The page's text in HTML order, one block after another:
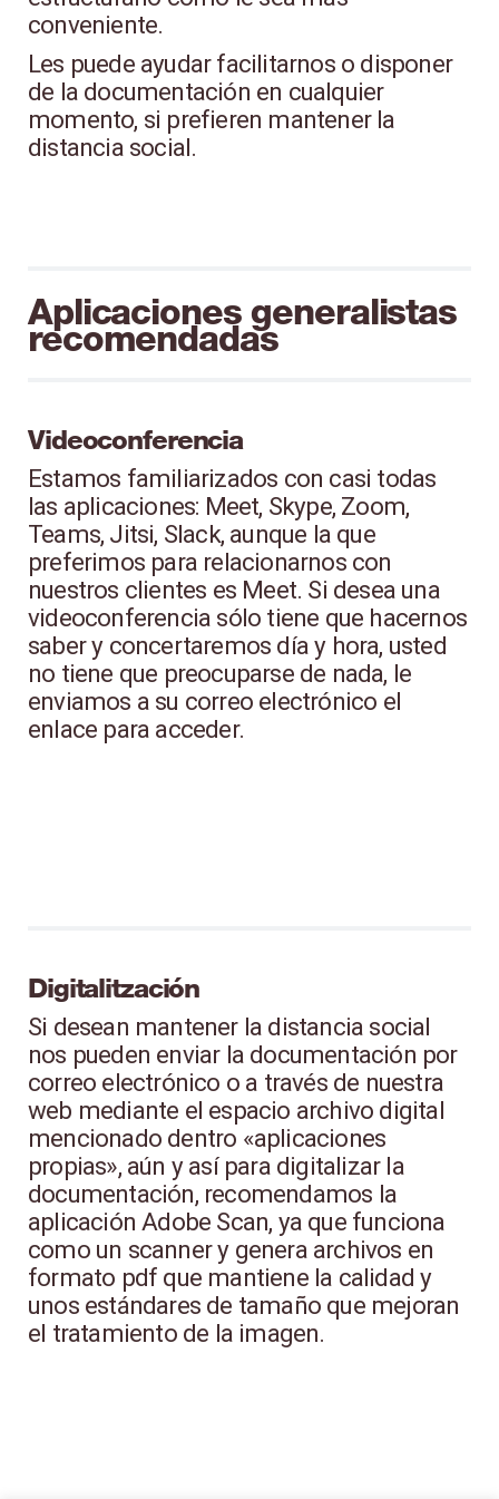
conveniente.
Les puede ayudar facilitarnos o disponer
de la documentación en cualquier
momento, si prefieren mantener la
distancia social.
Aplicaciones generalistas
recomendadas
Videoconferencia
Estamos familiarizados con casi todas
las aplicaciones: Meet, Skype, Zoom,
Teams, Jitsi, Slack, aunque la que
preferimos para relacionarnos con
nuestros clientes es Meet. Si desea una
videoconferencia sólo tiene que hacernos
saber y concertaremos día y hora, usted
no tiene que preocuparse de nada, le
enviamos a su correo electrónico el
enlace para acceder.
Digitalitzación
Si desean mantener la distancia social
nos pueden enviar la documentación por
correo electrónico o a través de nuestra
web mediante el espacio archivo digital
mencionado dentro «aplicaciones
propias», aún y así para digitalizar la
documentación, recomendamos la
aplicación Adobe Scan, ya que funciona
como un scanner y genera archivos en
formato pdf que mantiene la calidad y
unos estándares de tamaño que mejoran
el tratamiento de la imagen.